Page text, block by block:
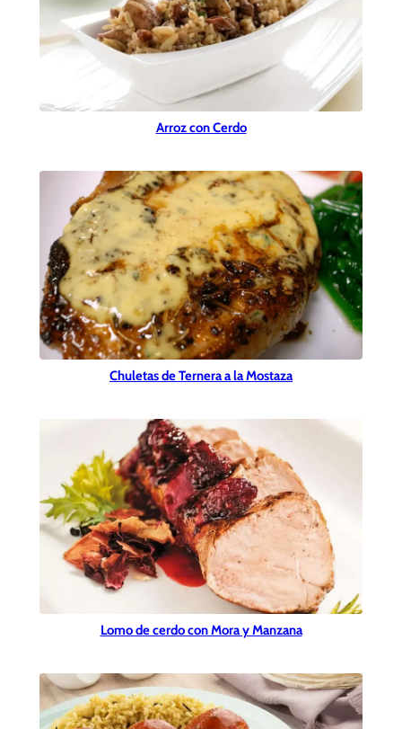
Arroz con Cerdo
Chuletas de Ternera a la Mostaza
Lomo de cerdo con Mora y Manzana